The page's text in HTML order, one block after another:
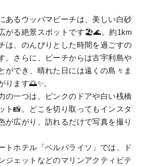
あるウッパマビーチは、美しい白砂
がる絶景スポットです🏖️🌊。約1km
は、のんびりとした時間を過ごすの
。さらに、ビーチからは古宇利島や
ができ、晴れた日には遠くの島々ま
ます🌅✨。
の一つは、ピンクのドアや白い桟橋
ト📸。どこを切り取ってもインスタ
が広がり、訪れるだけで写真を撮り
トホテル「ベルパライソ」では、ド
ジェットなどのマリンアクティビテ